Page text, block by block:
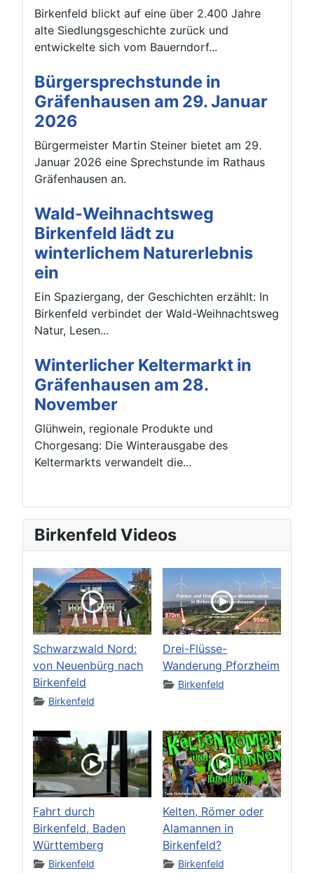
Birkenfeld blickt auf eine über 2.400 Jahre
alte Siedlungsgeschichte zurück und
entwickelte sich vom Bauerndorf...
Bürgersprechstunde in
Gräfenhausen am 29. Januar
2026
Bürgermeister Martin Steiner bietet am 29.
Januar 2026 eine Sprechstunde im Rathaus
Gräfenhausen an.
Wald-Weihnachtsweg
Birkenfeld lädt zu
winterlichem Naturerlebnis
ein
Ein Spaziergang, der Geschichten erzählt: In
Birkenfeld verbindet der Wald-Weihnachtsweg
Natur, Lesen...
Winterlicher Keltermarkt in
Gräfenhausen am 28.
November
Glühwein, regionale Produkte und
Chorgesang: Die Winterausgabe des
Keltermarkts verwandelt die...
Birkenfeld Videos
Schwarzwald Nord:
von Neuenbürg nach
Birkenfeld
Birkenfeld
Drei-Flüsse-
Wanderung Pforzheim
Birkenfeld
Fahrt durch
Birkenfeld, Baden
Württemberg
Birkenfeld
Kelten, Römer oder
Alamannen in
Birkenfeld?
Birkenfeld